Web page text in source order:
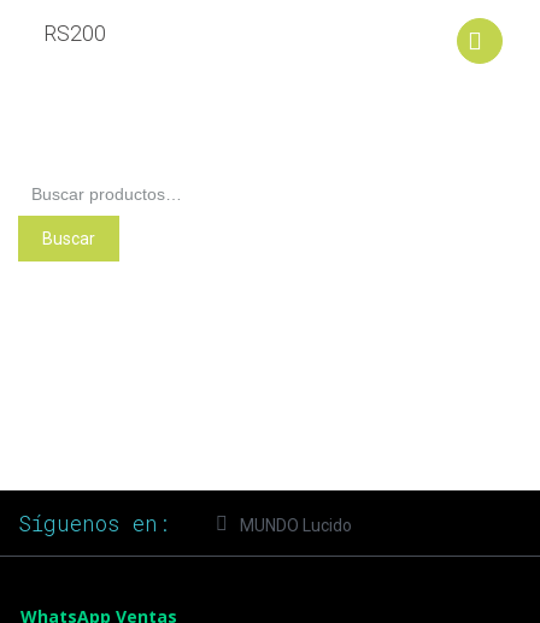
RS200
por:
Buscar
Síguenos en: MUNDO Lucido
WhatsApp Ventas